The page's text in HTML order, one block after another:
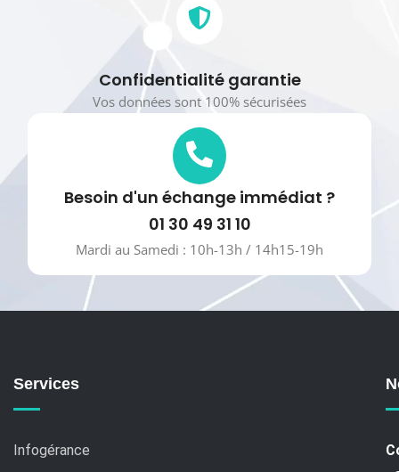
Confidentialité garantie
Vos données sont 100% sécurisées
Besoin d'un échange immédiat ?
01 30 49 31 10
Mardi au Samedi : 10h-13h / 14h15-19h
Services
Infogérance